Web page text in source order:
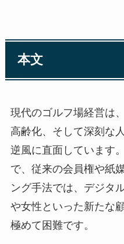
本文
現代のゴルフ場経営は
高齢化、そして深刻な
逆風に直面しています
で、従来の会員権や紙
ング手法では、デジタ
や女性といった新たな
極めて困難です。